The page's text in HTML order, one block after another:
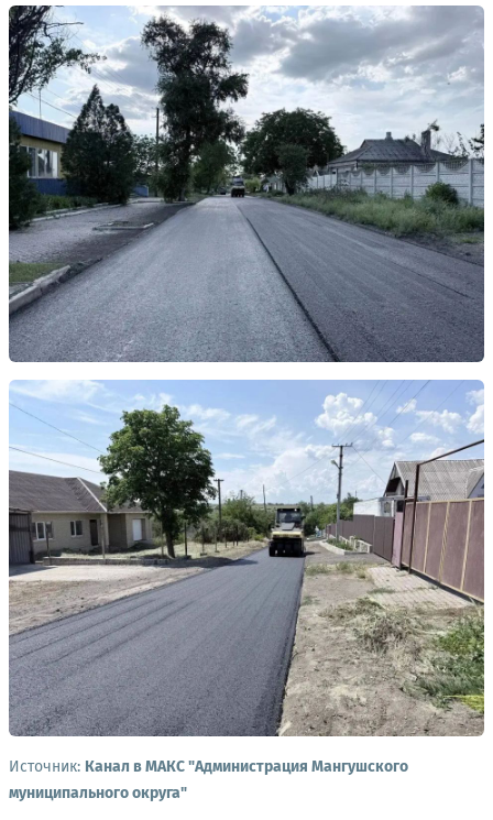
Источник: Канал в МАКС "Администрация Мангушского
муниципального округа"